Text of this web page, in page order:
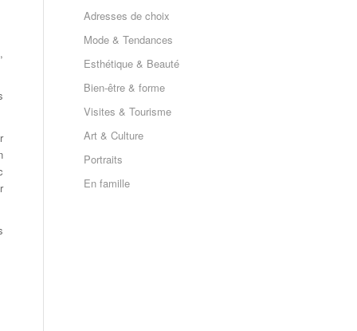
Adresses de choix
Mode & Tendances
Esthétique & Beauté
Bien-être & forme
Visites & Tourisme
Art & Culture
Portraits
En famille